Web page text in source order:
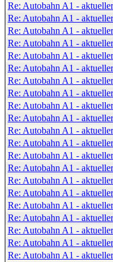
Re: Autobahn A1 -
Re: Autobahn A1 -
Re: Autobahn A1 -
Re: Autobahn A1 -
Re: Autobahn A1 -
Re: Autobahn A1 -
Re: Autobahn A1 -
Re: Autobahn A1 -
Re: Autobahn A1 -
Re: Autobahn A1 -
Re: Autobahn A1 -
Re: Autobahn A1 -
Re: Autobahn A1 -
Re: Autobahn A1 -
Re: Autobahn A1 -
Re: Autobahn A1 -
Re: Autobahn A1 -
Re: Autobahn A1 -
Re: Autobahn A1 -
Re: Autobahn A1 -
Re: Autobahn A1 -